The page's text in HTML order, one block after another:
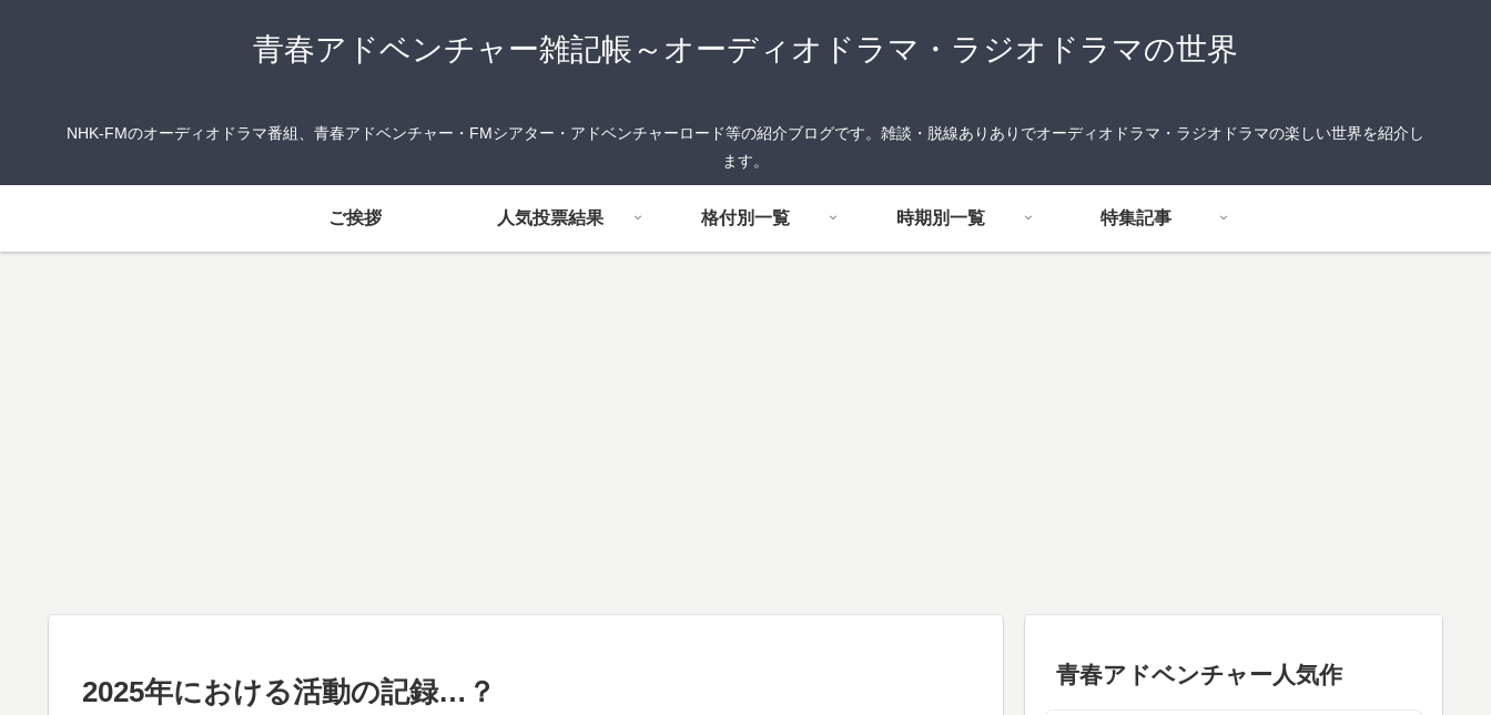
青春アドベンチャー雑記帳～オーディオドラマ・ラジオドラマの世界
NHK-FMのオーディオドラマ番組、青春アドベンチャー・FMシアター・アドベンチャーロード等の紹介ブログです。雑談・脱線ありありでオーディオドラマ・ラジオドラマの楽しい世界を紹介し
ます。
ご挨拶 人気投票結果 格付別一覧 時期別一覧 特集記事
2025年における活動の記録…？
青春アドベンチャー人気作